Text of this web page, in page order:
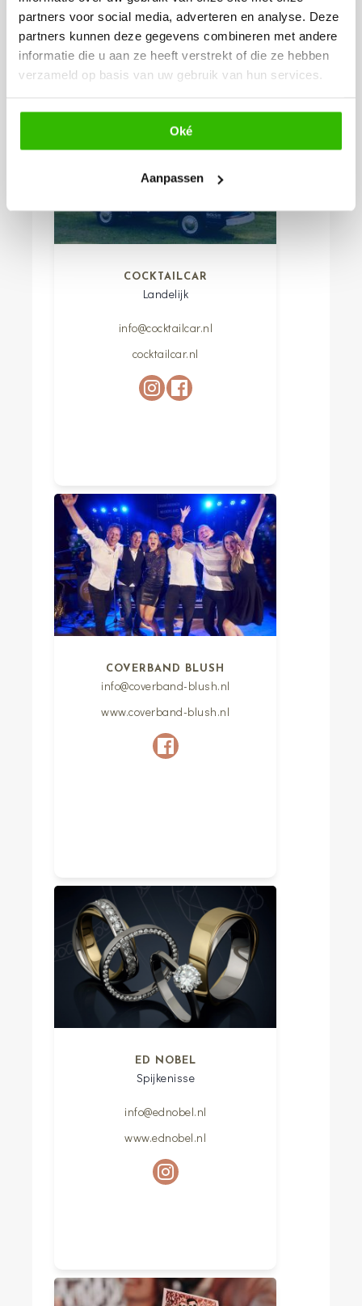
partners voor social media, adverteren en analyse. Deze
partners kunnen deze gegevens combineren met andere
informatie die u aan ze heeft verstrekt of die ze hebben
verzameld op basis van uw gebruik van hun services.
Oké
Aanpassen
COCKTAILCAR
Landelijk
info@cocktailcar.nl
cocktailcar.nl
COVERBAND BLUSH
info@coverband-blush.nl
www.coverband-blush.nl
ED NOBEL
Spijkenisse
info@ednobel.nl
www.ednobel.nl